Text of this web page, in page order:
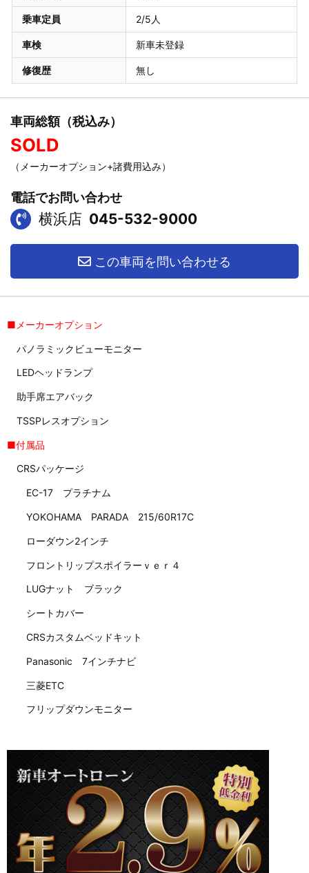
乗車定員 2/5人
車検 新車未登録
修復歴 無し
車両総額（税込み）
SOLD
（メーカーオプション+諸費用込み）
電話でお問い合わせ
横浜店 045-532-9000
この車両を問い合わせる
■メーカーオプション
パノラミックビューモニター
LEDヘッドランプ
助手席エアバック
TSSPレスオプション
■付属品
CRSパッケージ
EC-17 プラチナム
YOKOHAMA PARADA 215/60R17C
ローダウン2インチ
フロントリップスポイラーｖｅｒ４
LUGナット ブラック
シートカバー
CRSカスタムベッドキット
Panasonic 7インチナビ
三菱ETC
フリップダウンモニター